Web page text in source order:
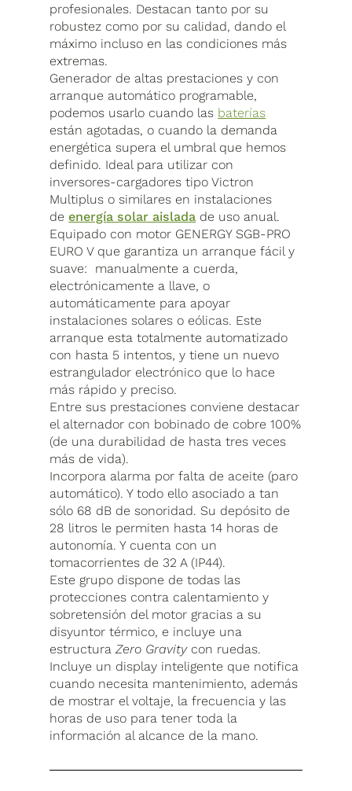
profesionales. Destacan tanto por su
robustez como por su calidad, dando el
máximo incluso en las condiciones más
extremas.
Generador de altas prestaciones y con
arranque automático programable,
podemos usarlo cuando las baterías
están agotadas, o cuando la demanda
energética supera el umbral que hemos
definido. Ideal para utilizar con
inversores-cargadores tipo Victron
Multiplus o similares en instalaciones
deenergía solar aislada de uso anual.
Equipado con motor GENERGY SGB-PRO
EURO V que garantiza un arranque fácil y
suave: manualmente a cuerda,
electrónicamente a llave, o
automáticamente para apoyar
instalaciones solares o eólicas. Este
arranque esta totalmente automatizado
con hasta 5 intentos, y tiene un nuevo
estrangulador electrónico que lo hace
más rápido y preciso.
Entre sus prestaciones conviene destacar
el alternador con bobinado de cobre 100%
(de una durabilidad de hasta tres veces
más de vida).
Incorpora alarma por falta de aceite (paro
automático). Y todo ello asociado a tan
sólo 68 dB de sonoridad. Su depósito de
28 litros le permiten hasta 14 horas de
autonomía. Y cuenta con un
tomacorrientes de 32 A (IP44).
Este grupo dispone de todas las
protecciones contra calentamiento y
sobretensión del motor gracias a su
disyuntor térmico, e incluye una
estructuraZero Gravitycon ruedas.
Incluye un display inteligente que notifica
cuando necesita mantenimiento, además
de mostrar el voltaje, la frecuencia y las
horas de uso para tener toda la
información al alcance de la mano.